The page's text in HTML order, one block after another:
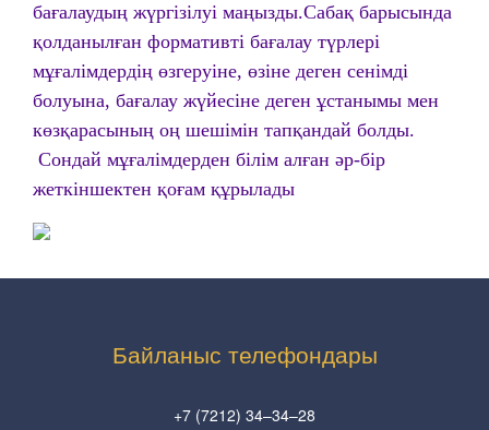
бағалаудың жүргізілуі маңызды.Сабақ барысында
қолданылған формативті бағалау түрлері
мұғалімдердің өзгеруіне, өзіне деген сенімді
болуына, бағалау жүйесіне деген ұстанымы мен
көзқарасының оң шешімін тапқандай болды.
Сондай мұғалімдерден білім алған әр-бір
жеткіншектен қоғам құрылады
Байланыс телефондары
+7 (7212) 34–34–28